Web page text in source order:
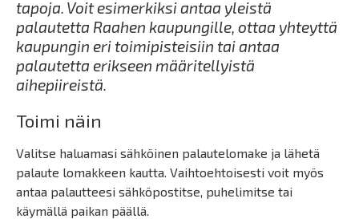
tapoja. Voit esimerkiksi antaa yleistä
palautetta Raahen kaupungille, ottaa yhteyttä
kaupungin eri toimipisteisiin tai antaa
palautetta erikseen määritellyistä
aihepiireistä.
Toimi näin
Valitse haluamasi sähköinen palautelomake ja lähetä
palaute lomakkeen kautta. Vaihtoehtoisesti voit myös
antaa palautteesi sähköpostitse, puhelimitse tai
käymällä paikan päällä.